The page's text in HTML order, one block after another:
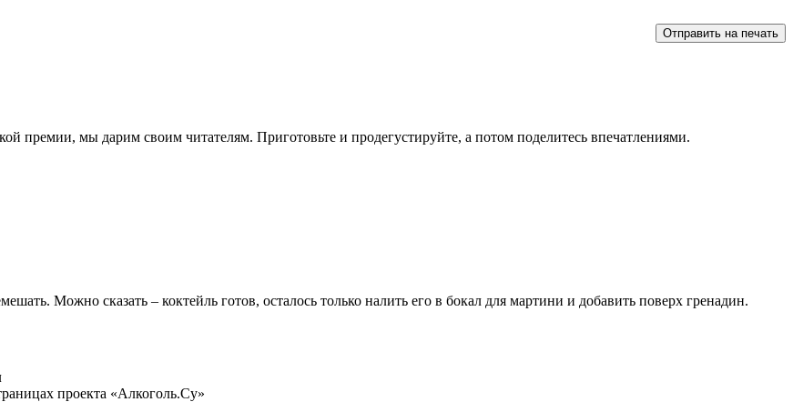
премии, мы дарим своим читателям. Приготовьте и продегустируйте, а потом поделитесь впечатлениями.
Можно сказать – коктейль готов, осталось только налить его в бокал для мартини и добавить поверх гренадин.
проекта «Алкоголь.Су»